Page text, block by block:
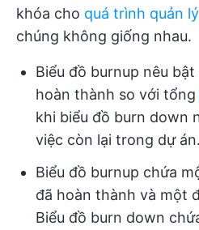
khóa cho quá trình quản
chúng không giống nhau.
Biểu đồ burnup nêu
hoàn thành so với tổng
khi biểu đồ burn down
việc còn lại trong dự án.
Biểu đồ burnup chứa
đã hoàn thành và một
Biểu đồ burn down